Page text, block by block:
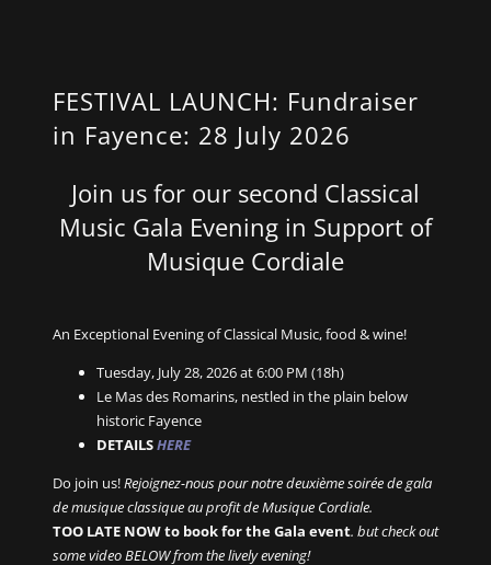
FESTIVAL LAUNCH: Fundraiser
in Fayence: 28 July 2026
Join us for our second Classical
Music Gala Evening in Support of
Musique Cordiale
An Exceptional Evening of Classical Music, food & wine!
Tuesday, July 28, 2026 at 6:00 PM (18h)
Le Mas des Romarins, nestled in the plain below
historic Fayence
DETAILSHERE
Do join us!Rejoignez-nous pour notre deuxième soirée de gala
de musique classique au profit de Musique Cordiale.
TOO LATE NOW to book for the Gala event. but check out
some video BELOW from the lively evening!